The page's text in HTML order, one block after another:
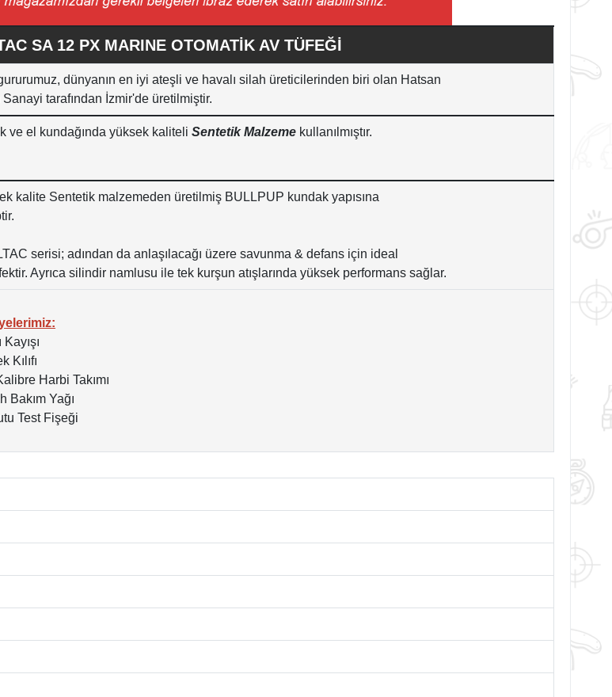
SA 12 PX MARINE OTOMATİK AV TÜFEĞİ
dünyanın en iyi ateşli ve havalı silah üreticilerinden biri olan Hatsan
tarafından İzmir'de üretilmiştir.
ve el kundağında yüksek kaliteli Sentetik Malzeme kullanılmıştır.
kalite Sentetik malzemeden üretilmiş BULLPUP kundak yapısına
serisi; adından da anlaşılacağı üzere savunma & defans için ideal
Ayrıca silindir namlusu ile tek kurşun atışlarında yüksek performans sağlar.
Kayışı
Kılıfı
Harbi Takımı
Bakım Yağı
Test Fişeği